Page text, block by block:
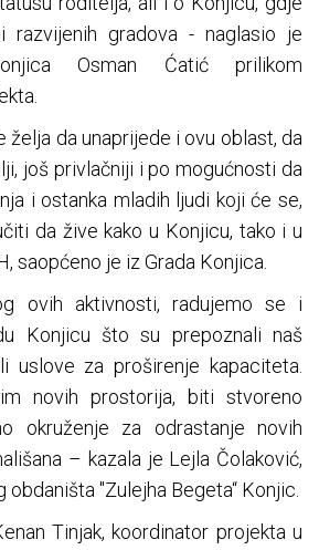
razvijenih gradova - naglasio je
Osman Ćatić prilikom
želja da unaprijede i ovu oblast, da
još privlačniji i po mogućnosti da
i ostanka mladih ljudi koji će se,
da žive kako u Konjicu, tako i u
saopćeno je iz Grada Konjica.
ovih aktivnosti, radujemo se i
Konjicu što su prepoznali naš
uslove za proširenje kapaciteta.
novih prostorija, biti stvoreno
okruženje za odrastanje novih
– kazala je Lejla Čolaković,
"Zulejha Begeta“ Konjic.
Tinjak, koordinator projekta u